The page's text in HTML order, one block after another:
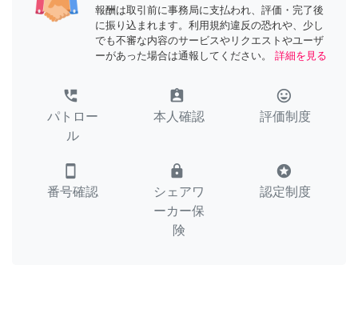
報酬は取引前に事務局に支払われ、評価・完了後
に振り込まれます。利用規約違反の恐れや、少し
でも不審な内容のサービスやリクエストやユーザ
ーがあった場合は通報してください。
詳細を見る
perm_phone_msg
パトロー
ル
assignment_ind
本人確認
tag_faces
評価制度
smartphone
番号確認
lock
シェアワ
ーカー保
険
stars
認定制度